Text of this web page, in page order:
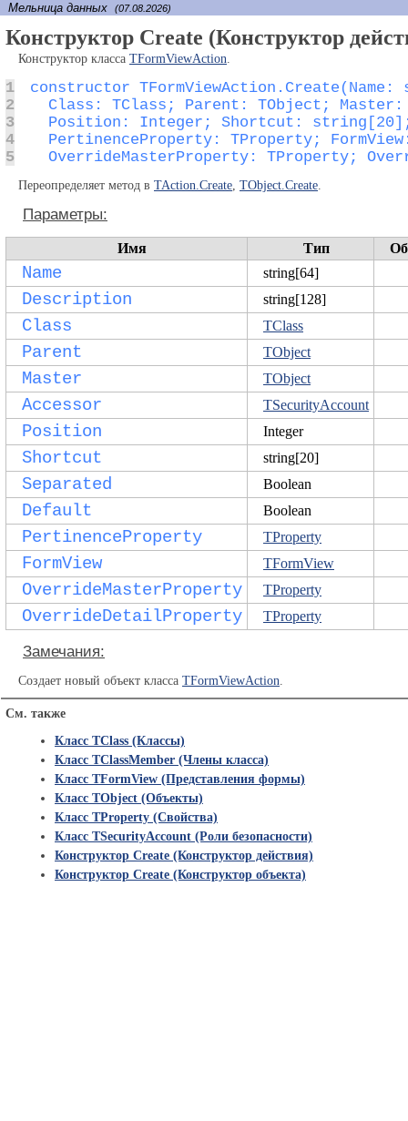
Мельница данных (07.08.2026)
Конструктор Create (Конструктор
Конструктор класса TFormViewAction.
1
2
3
4
5
OverrideMasterProperty: TProperty;
Переопределяет метод в TAction.Create, TObject.Create.
Параметры:
Имя Тип
Name string[64]
Description string[128]
Class TClass
Parent TObject
Master TObject
Accessor TSecurityAccount
Position Integer
Shortcut string[20]
Separated Boolean
Default Boolean
PertinenceProperty TProperty
FormView TFormView
OverrideMasterProperty TProperty
OverrideDetailProperty TProperty
Замечания:
Создает новый объект класса TFormViewAction.
См. также
Класс TClass (Классы)
Класс TClassMember (Члены класса)
Класс TFormView (Представления формы)
Класс TObject (Объекты)
Класс TProperty (Свойства)
Класс TSecurityAccount (Роли безопасности)
Конструктор Create (Конструктор действия)
Конструктор Create (Конструктор объекта)